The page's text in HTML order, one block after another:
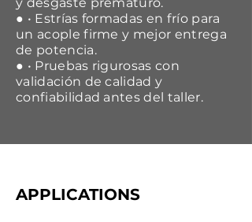
● • Estrías formadas en frío para
un acople firme y mejor entrega
de potencia.
● • Pruebas rigurosas con
validación de calidad y
confiabilidad antes del taller.
APPLICATIONS